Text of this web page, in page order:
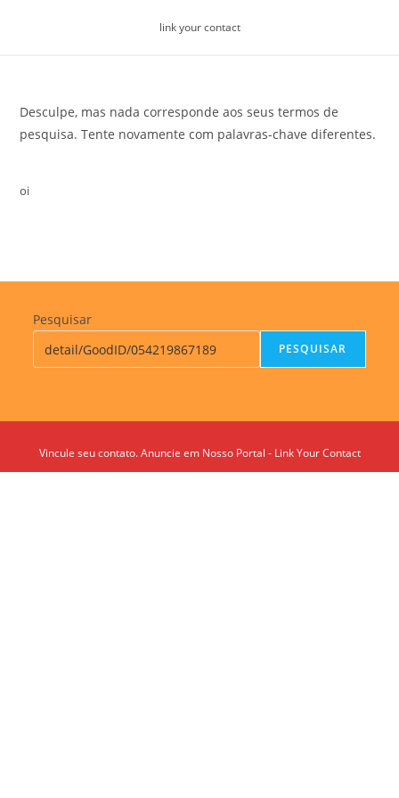
link your contact
Desculpe, mas nada corresponde aos seus termos de
pesquisa. Tente novamente com palavras-chave diferentes.
oi
Pesquisar
PESQUISAR
Vincule seu contato. Anuncie em Nosso Portal - Link Your Contact